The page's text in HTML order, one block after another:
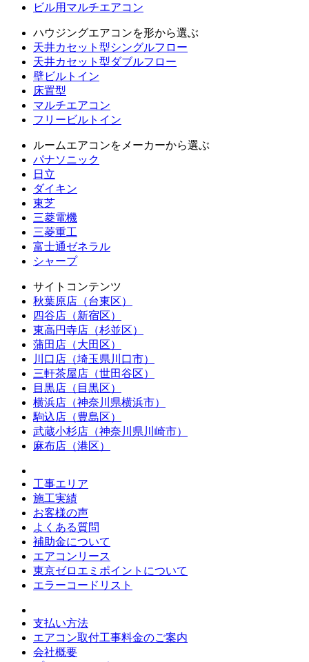
ビル用マルチエアコン
ハウジングエアコンを形から選ぶ
天井カセット型シングルフロー
天井カセット型ダブルフロー
壁ビルトイン
床置型
マルチエアコン
フリービルトイン
ルームエアコンをメーカーから選ぶ
パナソニック
日立
ダイキン
東芝
三菱電機
三菱重工
富士通ゼネラル
シャープ
サイトコンテンツ
秋葉原店（台東区）
四谷店（新宿区）
東高円寺店（杉並区）
蒲田店（大田区）
川口店（埼玉県川口市）
三軒茶屋店（世田谷区）
目黒店（目黒区）
横浜店（神奈川県横浜市）
駒込店（豊島区）
武蔵小杉店（神奈川県川崎市）
麻布店（港区）
工事エリア
施工実績
お客様の声
よくある質問
補助金について
エアコンリース
東京ゼロエミポイントについて
エラーコードリスト
支払い方法
エアコン取付工事料金のご案内
会社概要